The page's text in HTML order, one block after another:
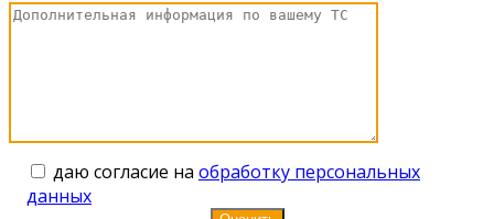
даю согласие на обработку персональных
данных